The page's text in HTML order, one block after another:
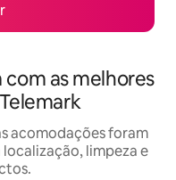
as melhores
acomodações foram
limpeza e